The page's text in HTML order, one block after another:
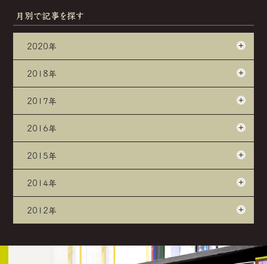
月別で記事を探す
2020年
2018年
2017年
2016年
2015年
2014年
2012年